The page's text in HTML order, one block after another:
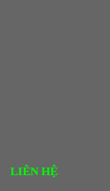
LIÊN HỆ